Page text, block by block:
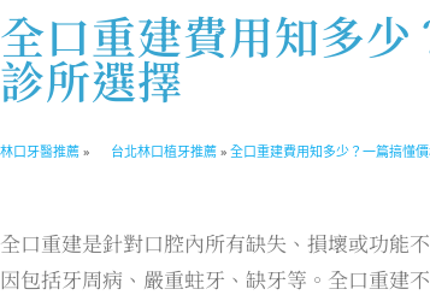
全口重建費用知多少
診所選擇
林口牙醫推薦 » 台北林口植牙推薦 » 全口重建費用知多少？一篇搞懂
全口重建是針對口腔內所有缺失、損壞或功能
因包括牙周病、嚴重蛀牙、缺牙等。全口重建